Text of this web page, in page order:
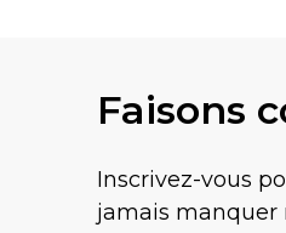
Faisons
Inscrivez-vous
jamais manquer